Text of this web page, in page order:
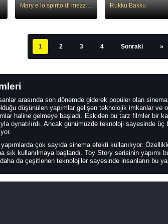
Mary e lo spirito di mezzanotte Rukku Bakku
1 2 3 4 Sonraki »
arasında son dönemde giderek popüler olan sinema
düşünülen yapımlar gelişen teknolojik imkanlar ve
haline gelmeye başladı. Eskiden bu tarz filmler bir
oynatılırdı. Ancak günümüzde teknoloji sayesinde
çok sayıda sinema efekti kullanılıyor.
sık kullanılmaya başlandı. Toy Story serisinin yapımı
da çeşitlenen teknolojiler sayesinde insanların bu
Filmleri